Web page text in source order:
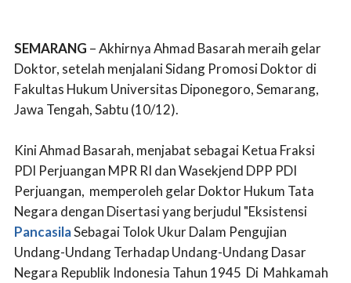
SEMARANG – Akhirnya Ahmad Basarah meraih gelar
Doktor, setelah menjalani Sidang Promosi Doktor di
Fakultas Hukum Universitas Diponegoro, Semarang,
Jawa Tengah, Sabtu (10/12).
Kini Ahmad Basarah, menjabat sebagai Ketua Fraksi
PDI Perjuangan MPR RI dan Wasekjend DPP PDI
Perjuangan, memperoleh gelar Doktor Hukum Tata
Negara dengan Disertasi yang berjudul "Eksistensi
PancasilaSebagai Tolok Ukur Dalam Pengujian
Undang-Undang Terhadap Undang-Undang Dasar
Negara Republik Indonesia Tahun 1945 Di Mahkamah